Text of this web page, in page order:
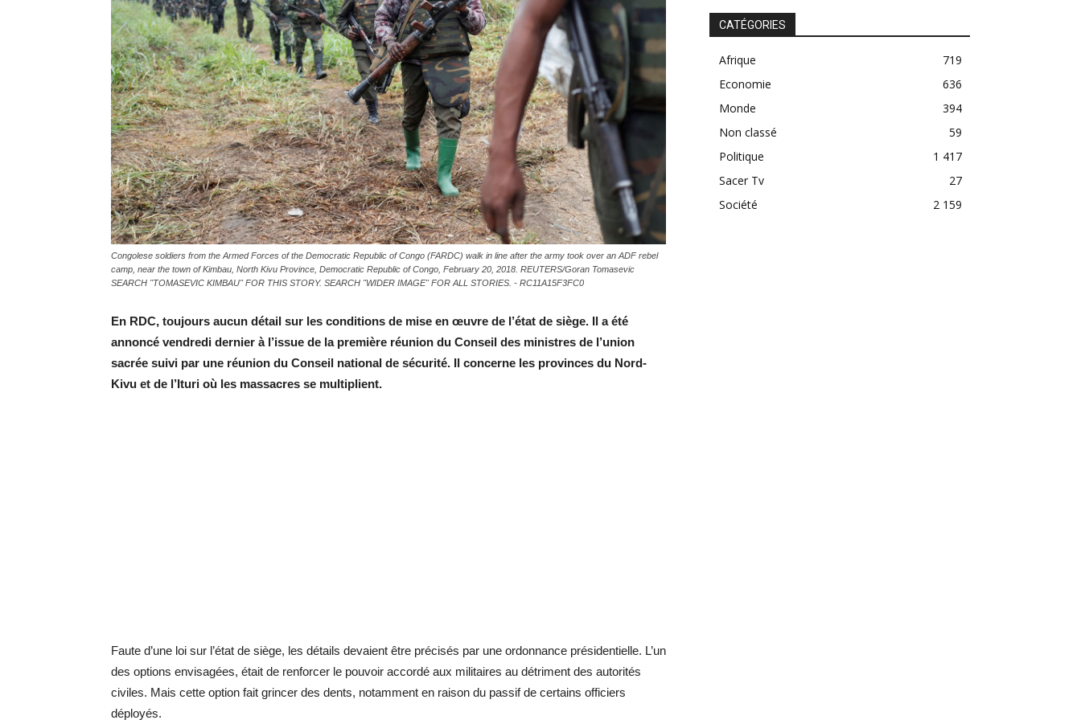
Congolese soldiers from the Armed Forces of the Democratic Republic of Congo (FARDC) walk in line after the army took over an ADF rebel
camp, near the town of Kimbau, North Kivu Province, Democratic Republic of Congo, February 20, 2018. REUTERS/Goran Tomasevic
SEARCH "TOMASEVIC KIMBAU" FOR THIS STORY. SEARCH "WIDER IMAGE" FOR ALL STORIES. - RC11A15F3FC0
En RDC, toujours aucun détail sur les conditions de mise en œuvre de l’état de siège. Il a été
annoncé vendredi dernier à l’issue de la première réunion du Conseil des ministres de l’union
sacrée suivi par une réunion du Conseil national de sécurité. Il concerne les provinces du Nord-
Kivu et de l’Ituri où les massacres se multiplient.
Faute d’une loi sur l’état de siège, les détails devaient être précisés par une ordonnance présidentielle. L’un
des options envisagées, était de renforcer le pouvoir accordé aux militaires au détriment des autorités
civiles. Mais cette option fait grincer des dents, notamment en raison du passif de certains officiers
déployés.
CATÉGORIES
Afrique
719
Economie
636
Monde
394
Non classé
59
Politique
1 417
Sacer Tv
27
Société
2 159